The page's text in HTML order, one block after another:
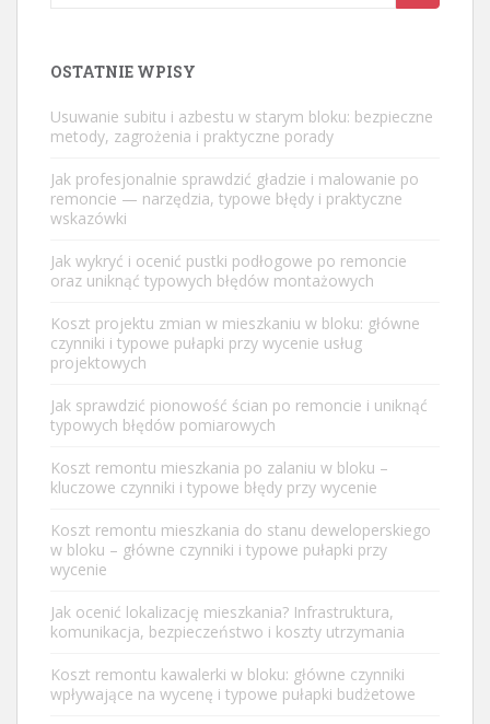
OSTATNIE WPISY
Usuwanie subitu i azbestu w starym bloku: bezpieczne
metody, zagrożenia i praktyczne porady
Jak profesjonalnie sprawdzić gładzie i malowanie po
remoncie — narzędzia, typowe błędy i praktyczne
wskazówki
Jak wykryć i ocenić pustki podłogowe po remoncie
oraz uniknąć typowych błędów montażowych
Koszt projektu zmian w mieszkaniu w bloku: główne
czynniki i typowe pułapki przy wycenie usług
projektowych
Jak sprawdzić pionowość ścian po remoncie i uniknąć
typowych błędów pomiarowych
Koszt remontu mieszkania po zalaniu w bloku –
kluczowe czynniki i typowe błędy przy wycenie
Koszt remontu mieszkania do stanu deweloperskiego
w bloku – główne czynniki i typowe pułapki przy
wycenie
Jak ocenić lokalizację mieszkania? Infrastruktura,
komunikacja, bezpieczeństwo i koszty utrzymania
Koszt remontu kawalerki w bloku: główne czynniki
wpływające na wycenę i typowe pułapki budżetowe